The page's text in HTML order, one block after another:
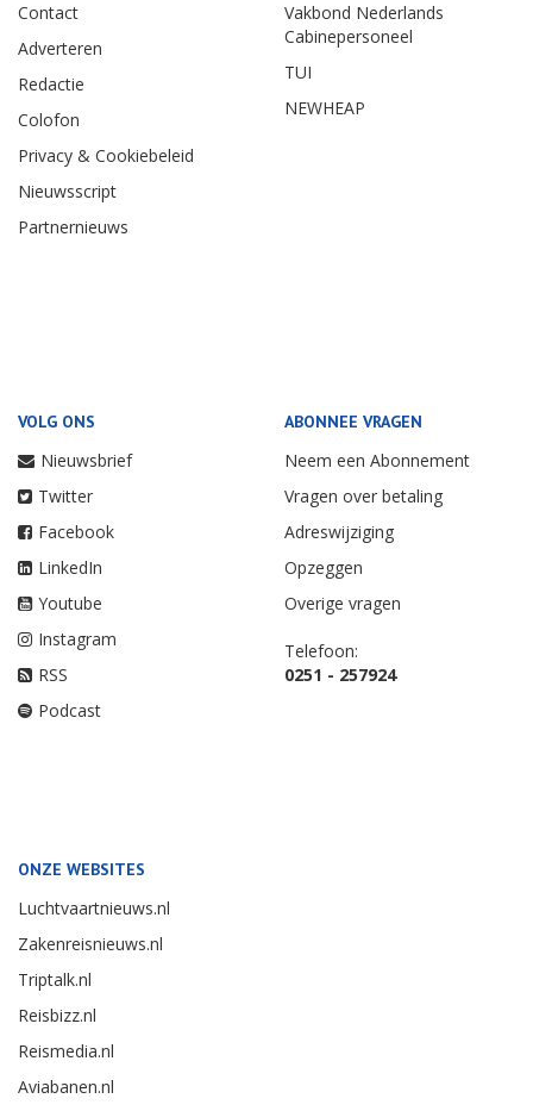
Contact
Adverteren
Redactie
Colofon
Privacy & Cookiebeleid
Nieuwsscript
Partnernieuws
Vakbond Nederlands
Cabinepersoneel
TUI
NEWHEAP
VOLG ONS
Nieuwsbrief
Twitter
Facebook
LinkedIn
Youtube
Instagram
RSS
Podcast
ABONNEE VRAGEN
Neem een Abonnement
Vragen over betaling
Adreswijziging
Opzeggen
Overige vragen
Telefoon:
0251 - 257924
ONZE WEBSITES
Luchtvaartnieuws.nl
Zakenreisnieuws.nl
Triptalk.nl
Reisbizz.nl
Reismedia.nl
Aviabanen.nl